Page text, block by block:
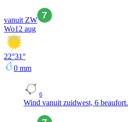
vanuit ZW
Wo12 aug
22°31°
0 mm
6
Wind vanuit zuidwest, 6 beaufort.